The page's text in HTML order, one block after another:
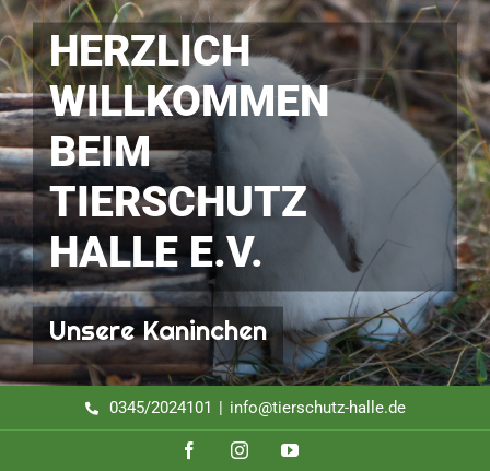
Zum
Inhalt
springenHERZLICH
WILLKOMMEN
BEIM
TIERSCHUTZ
HALLE E.V.
Unsere Kaninchen
0345/2024101 | info@tierschutz-halle.de
FacebookInstagramYouTube